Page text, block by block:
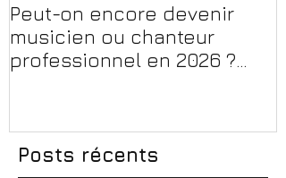
Peut-on encore devenir
musicien ou chanteur
professionnel en 2026 ?
Posts récents